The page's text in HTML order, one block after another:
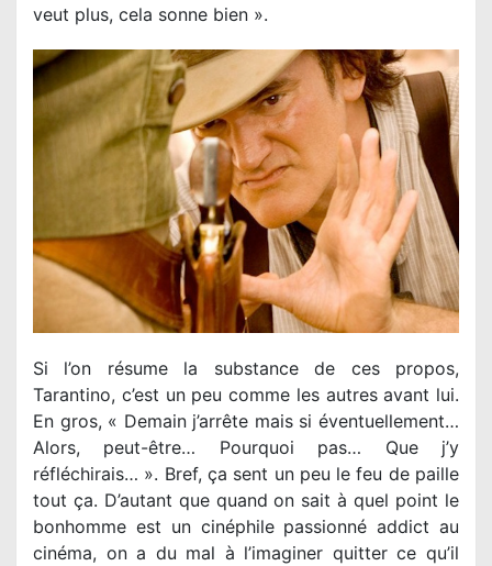
veut plus, cela sonne bien ».
Si l’on résume la substance de ces propos,
Tarantino, c’est un peu comme les autres avant lui.
En gros, « Demain j’arrête mais si éventuellement…
Alors, peut-être… Pourquoi pas… Que j’y
réfléchirais… ». Bref, ça sent un peu le feu de paille
tout ça. D’autant que quand on sait à quel point le
bonhomme est un cinéphile passionné addict au
cinéma, on a du mal à l’imaginer quitter ce qu’il